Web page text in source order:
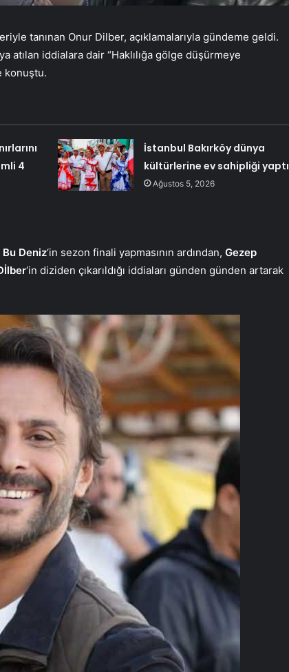
tanınan Onur Dilber, açıklamalarıyla gündeme geldi.
atılan iddialara dair “Haklılığa gölge düşürmeye
konuştu.
4
İstanbul Bakırköy dünya
kültürlerine ev sahipliği yaptı
Ağustos 5, 2026
Deniz‘in sezon finali yapmasının ardından, Gezep
‘in diziden çıkarıldığı iddiaları günden günden artarak